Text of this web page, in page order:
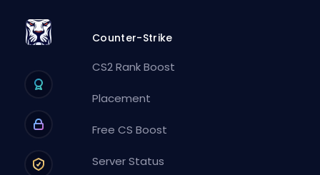
Counter-Strike
CS2 Rank Boost
Placement
Free CS Boost
Server Status